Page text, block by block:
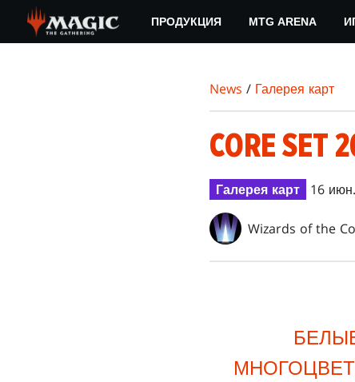
main
ПРОДУКЦИЯ MTG ARENA
News / Галерея карт
CORE SET
Галерея карт 16
Wizards of the